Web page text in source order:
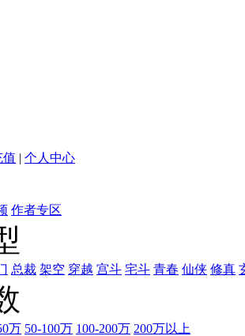
值 | 个人中心
作者专区
总裁 架空 穿越 宫斗 宅斗 青春 仙侠 修真
万 50-100万 100-200万 200万以上